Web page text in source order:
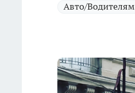
Авто/Водителям